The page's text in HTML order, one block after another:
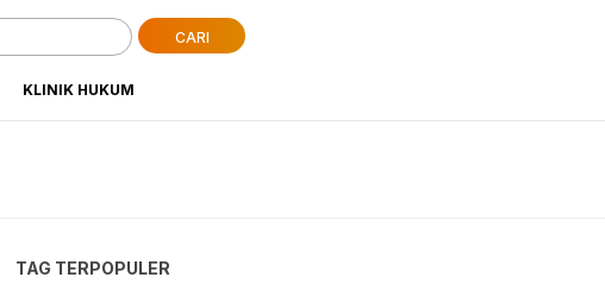
CARI
KLINIK HUKUM
TAG TERPOPULER